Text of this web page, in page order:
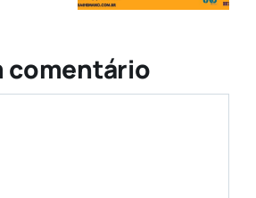
comentário